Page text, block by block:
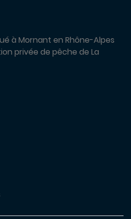
à Mornant en Rhône-Alpes
privée de pêche de La